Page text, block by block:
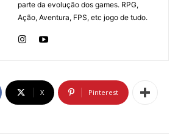
parte da evolução dos games. RPG,
Ação, Aventura, FPS, etc jogo de tudo.
X Pinterest